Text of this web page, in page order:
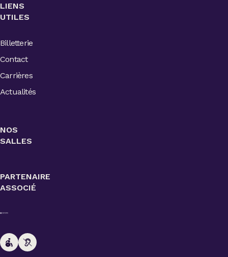
LIENS
UTILES
Billetterie
Contact
Carrières
Actualités
NOS
SALLES
PARTENAIRE
ASSOCIÉ